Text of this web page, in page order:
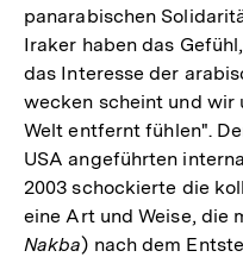
panarabischen
Iraker haben das
das Interesse der
wecken scheint und wir
Welt entfernt fühlen".
USA angeführten
2003 schockierte die
eine Art und Weise, die
Nakba) nach dem